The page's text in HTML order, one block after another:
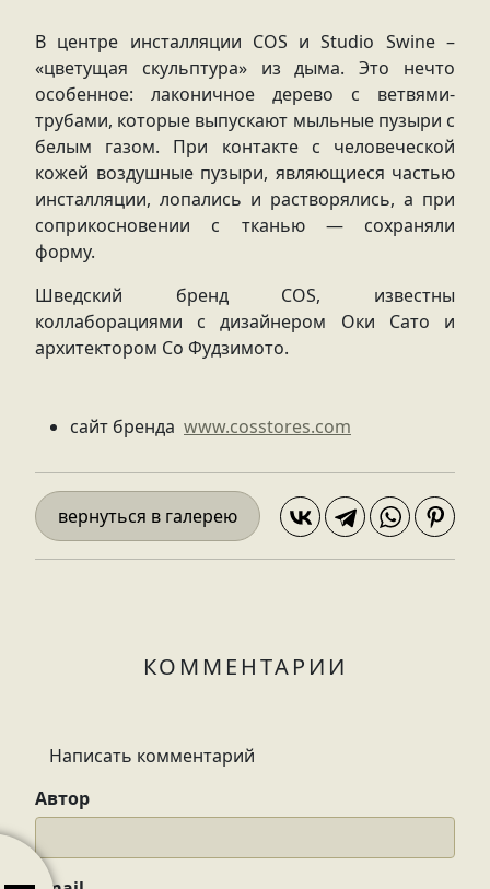
В центре инсталляции COS и Studio Swine –
«цветущая скульптура» из дыма. Это нечто
особенное: лаконичное дерево с ветвями-
трубами, которые выпускают мыльные пузыри с
белым газом. При контакте с человеческой
кожей воздушные пузыри, являющиеся частью
инсталляции, лопались и растворялись, а при
соприкосновении с тканью — сохраняли
форму.
Шведский бренд COS, известны
коллаборациями с дизайнером Оки Сато и
архитектором Со Фудзимото.
сайт бренда www.cosstores.com
вернуться в галерею
КОММЕНТАРИИ
Написать комментарий
Автор
Дизайн